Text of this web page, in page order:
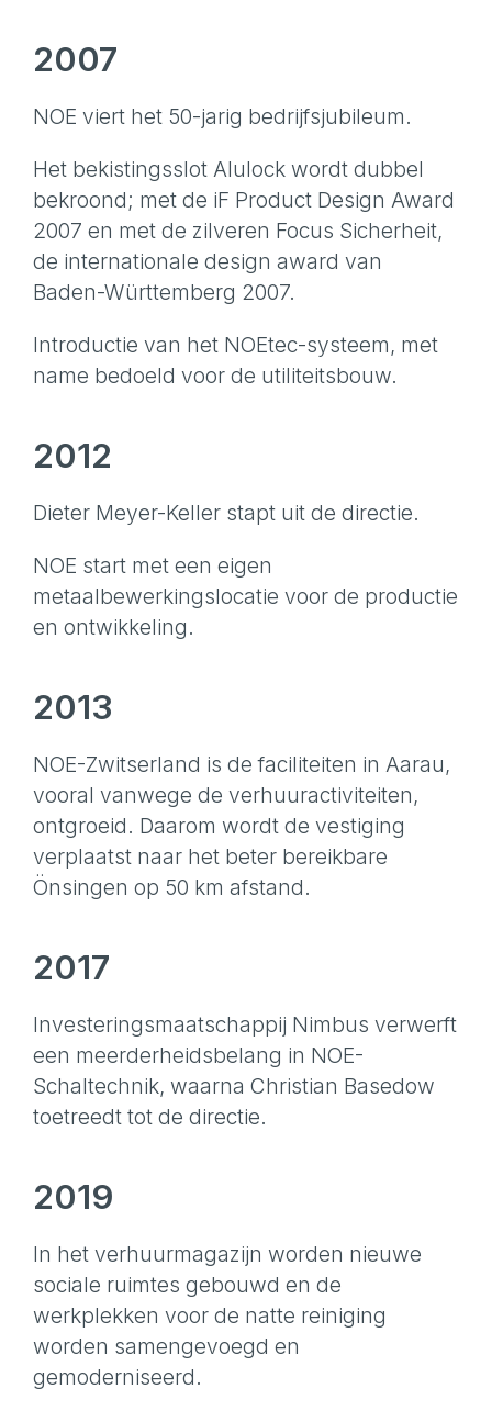
2007
NOE viert het 50-jarig bedrijfsjubileum.
Het bekistingsslot Alulock wordt dubbel
bekroond; met de iF Product Design Award
2007 en met de zilveren Focus Sicherheit,
de internationale design award van
Baden-Württemberg 2007.
Introductie van het NOEtec-systeem, met
name bedoeld voor de utiliteitsbouw.
2012
Dieter Meyer-Keller stapt uit de directie.
NOE start met een eigen
metaalbewerkingslocatie voor de productie
en ontwikkeling.
2013
NOE-Zwitserland is de faciliteiten in Aarau,
vooral vanwege de verhuuractiviteiten,
ontgroeid. Daarom wordt de vestiging
verplaatst naar het beter bereikbare
Önsingen op 50 km afstand.
2017
Investeringsmaatschappij Nimbus verwerft
een meerderheidsbelang in NOE-
Schaltechnik, waarna Christian Basedow
toetreedt tot de directie.
2019
In het verhuurmagazijn worden nieuwe
sociale ruimtes gebouwd en de
werkplekken voor de natte reiniging
worden samengevoegd en
gemoderniseerd.